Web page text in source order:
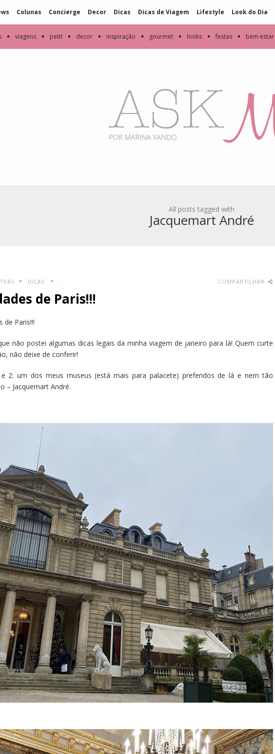
Colunas Concierge Decor Dicas Dicas de Viagem Lifestyle Look do Dia
• viagens • petit • decor • inspiração • gourmet • looks • festas • bem estar
All posts tagged with
Jacquemart André
DICAS - COMPARTILHAR
de Paris!!!
de Paris!!!
não postei algumas dicas legais da minha viagem de janeiro para lá! Quem curte
não deixe de conferir!
2: um dos meus museus (está mais para palacete) preferidos de lá e nem tão
– Jacquemart André.